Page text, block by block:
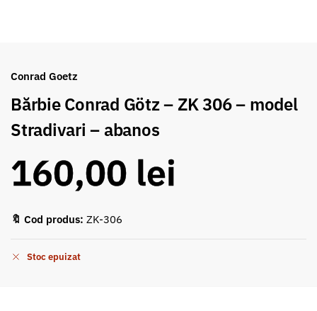
Conrad Goetz
Bărbie Conrad Götz – ZK 306 – model
Stradivari – abanos
160,00 lei
🔖 Cod produs: ZK-306
Stoc epuizat